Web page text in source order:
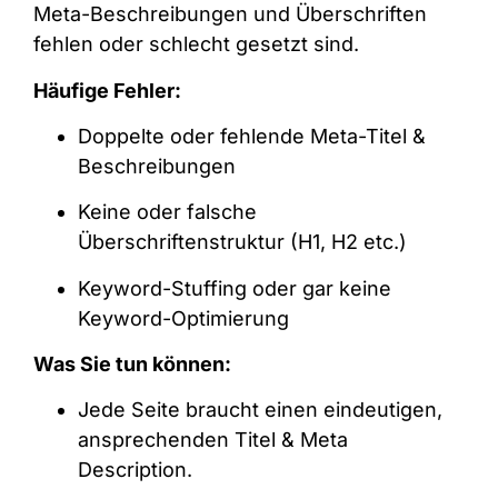
Meta-Beschreibungen und Überschriften
fehlen oder schlecht gesetzt sind.
Häufige Fehler:
Doppelte oder fehlende Meta-Titel &
Beschreibungen
Keine oder falsche
Überschriftenstruktur (H1, H2 etc.)
Keyword-Stuffing oder gar keine
Keyword-Optimierung
Was Sie tun können:
Jede Seite braucht einen eindeutigen,
ansprechenden Titel & Meta
Description.